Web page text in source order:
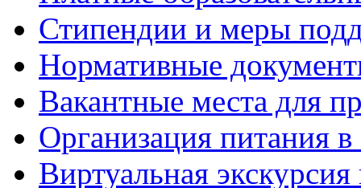
Стипендии и меры
Нормативные
Вакантные места для
Организация питания в
Виртуальная